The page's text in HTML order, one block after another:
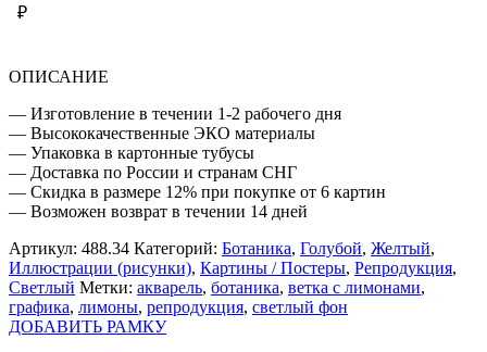
₽
ОПИСАНИЕ
— Изготовление в течении 1-2 рабочего дня
— Высококачественные ЭКО материалы
— Упаковка в картонные тубусы
— Доставка по России и странам СНГ
— Скидка в размере 12% при покупке от 6 картин
— Возможен возврат в течении 14 дней
Артикул: 488.34 Категорий: Ботаника, Голубой, Желтый,
Иллюстрации (рисунки), Картины / Постеры, Репродукция,
Светлый Метки: акварель, ботаника, ветка с лимонами,
графика, лимоны, репродукция, светлый фон
ДОБАВИТЬ РАМКУ